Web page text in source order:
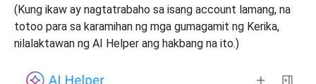
(Kung ikaw ay nagtatrabaho sa isang account lamang, na
totoo para sa karamihan ng mga gumagamit ng Kerika,
nilalaktawan ng AI Helper ang hakbang na ito.)